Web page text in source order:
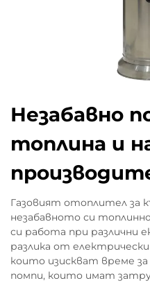
Незабавно
топлина и
Газовият отоплител за
незабавното си
си работа при различни
разлика от
които изискват време
помпи, които имат